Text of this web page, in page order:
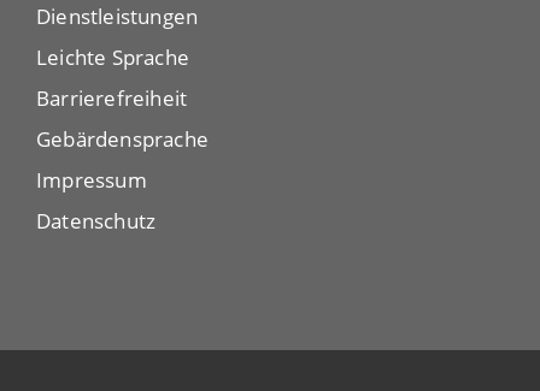
Dienstleistungen
Leichte Sprache
Barrierefreiheit
Gebärdensprache
Impressum
Datenschutz